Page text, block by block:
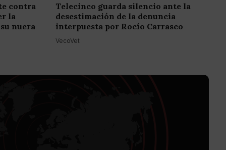
contra
la
nuera
Telecinco guarda silencio ante la
desestimación de la denuncia
interpuesta por Rocío Carrasco
VecoVet